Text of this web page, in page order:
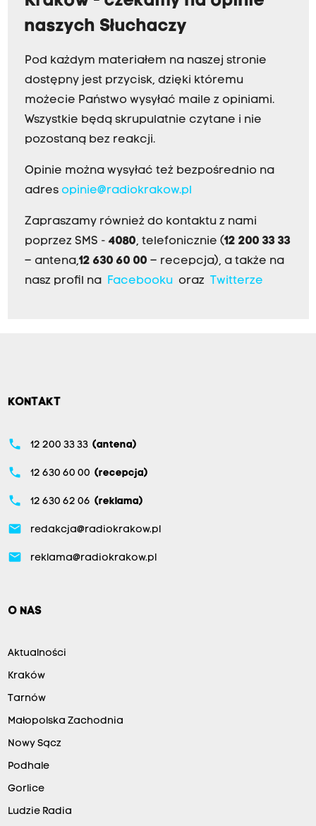
naszych Słuchaczy
Pod każdym materiałem na naszej stronie
dostępny jest przycisk, dzięki któremu
możecie Państwo wysyłać maile z opiniami.
Wszystkie będą skrupulatnie czytane i nie
pozostaną bez reakcji.
Opinie można wysyłać też bezpośrednio na
adres opinie@radiokrakow.pl
Zapraszamy również do kontaktu z nami
poprzez SMS - 4080, telefonicznie (12 200 33 33
– antena,12 630 60 00 – recepcja), a także na
nasz profil na Facebookuoraz Twitterze
KONTAKT
phone 12 200 33 33 (antena)
phone 12 630 60 00 (recepcja)
phone 12 630 62 06 (reklama)
email redakcja@radiokrakow.pl
email reklama@radiokrakow.pl
O NAS
Aktualności
Kraków
Tarnów
Małopolska Zachodnia
Nowy Sącz
Podhale
Gorlice
Ludzie Radia